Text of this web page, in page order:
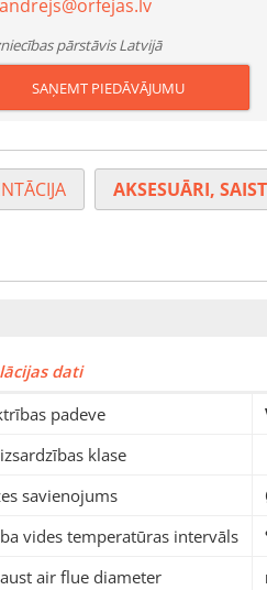
pārstāvis Latvijā
SAŅEMT PIEDĀVĀJUMU
AKSESUĀRI,
dati
padeve
klase
savienojums
vides temperatūras intervāls
air flue diameter